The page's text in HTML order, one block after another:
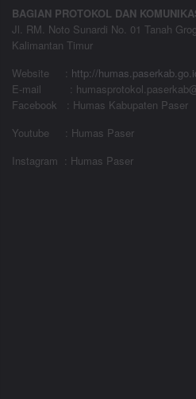
BAGIAN PROTOKOL DAN
Jl. RM. Noto Sunardi No. 01 Tanah
Kalimantan Timur
Website
: http://
E-mail :
Facebook : Humas Kabupaten Paser
Youtube : Humas Paser
Instagram : Humas Paser